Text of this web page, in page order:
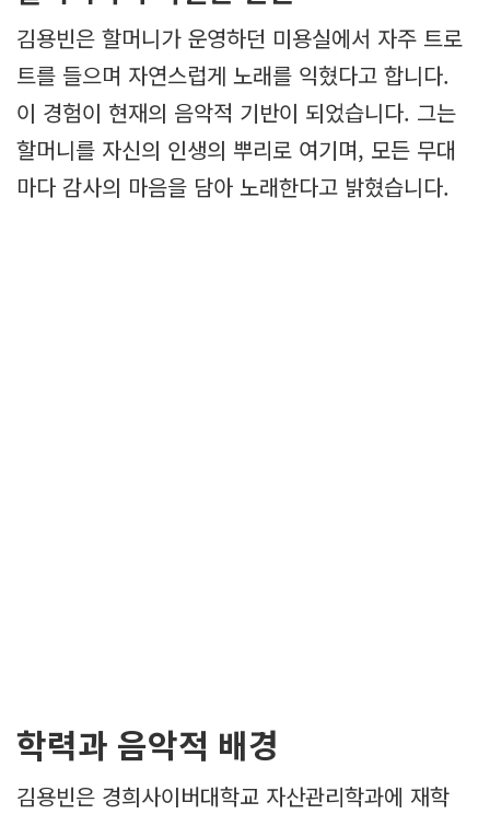
김용빈은 할머니가 운영하던 미용실에서 자주 트로
트를 들으며 자연스럽게 노래를 익혔다고 합니다.
이 경험이 현재의 음악적 기반이 되었습니다. 그는
할머니를 자신의 인생의 뿌리로 여기며, 모든 무대
마다 감사의 마음을 담아 노래한다고 밝혔습니다.
학력과 음악적 배경
김용빈은 경희사이버대학교 자산관리학과에 재학